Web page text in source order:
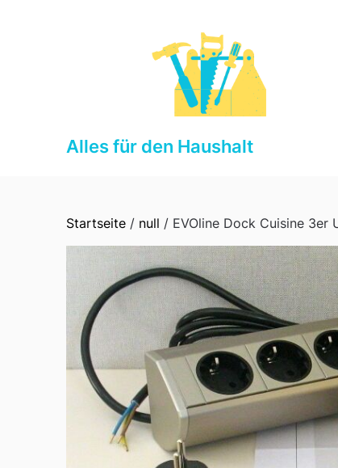
Alles für den Haushalt
Startseite / null / EVOline Dock Cuisine 3er